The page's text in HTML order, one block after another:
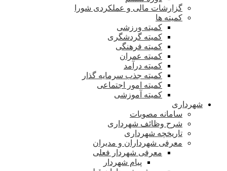
گزارشات مالی و عملکردی شورا
کمیته ها
کمیته ورزشی
کمیته گردشگری
کمیته فرهنگی
کمیته عمران
کمیته درآمد
کمیته جذب سرمایه گذار
کمیته امور اجتماعی
کمیته آموزشی
شهرداری
سامانه مصوبات
شرح وظائف شهرداری
تاریخچه شهرداری
معرفی شهرداران و مدیران
معرفی شهردار فعلی
پیام شهردار